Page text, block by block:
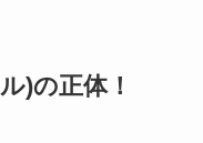
)の正体！